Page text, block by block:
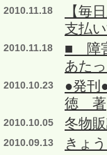
2010.11.18
【毎
支払
2010.11.18
■ 障
あた
2010.10.23
●発刊
徳 著
2010.10.05 冬物
2010.09.13 きょ